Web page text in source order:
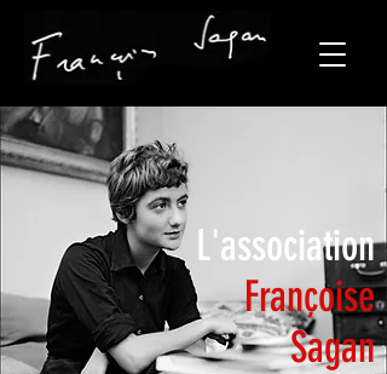
L'association
Françoise
Sagan